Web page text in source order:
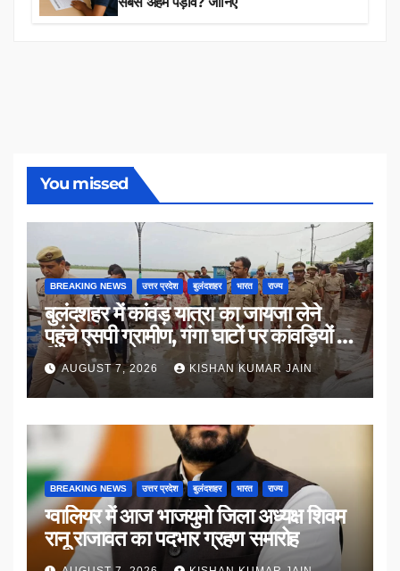
You missed
BREAKING NEWS उत्तर प्रदेश बुलंदशहर भारत राज्य
बुलंदशहर में कांवड़ यात्रा का जायजा लेने
पहुंचे एसपी ग्रामीण, गंगा घाटों पर कांवड़ियों से
किया संवाद
AUGUST 7, 2026 KISHAN KUMAR JAIN
BREAKING NEWS उत्तर प्रदेश बुलंदशहर भारत राज्य
ग्वालियर में आज भाजयुमो जिला अध्यक्ष शिवम
रानू राजावत का पदभार ग्रहण समारोह